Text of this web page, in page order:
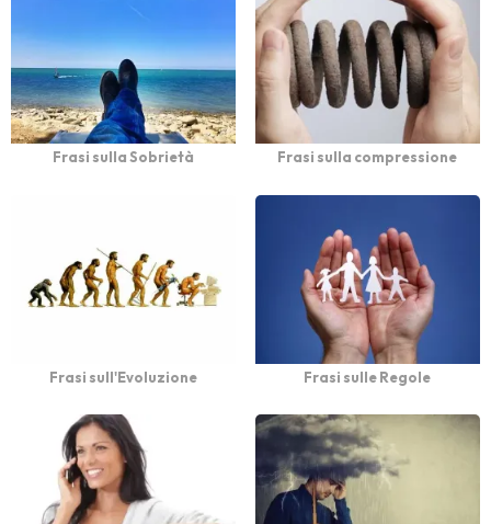
Frasi sulla Sobrietà Frasi sulla compressione
Frasi sull'Evoluzione Frasi sulle Regole